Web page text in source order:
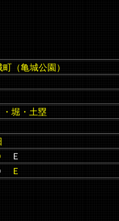
（亀城公園）
堀・土塁
Ｅ
Ｅ